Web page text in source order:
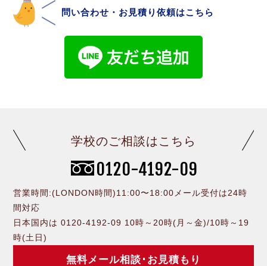
問い合わせ・お見積り依頼はこちら
学校のご相談はこちら
0120-4192-09
営業時間:(LONDON時間)11:00〜18:00メール受付は24時
間対応
日本国内は 0120-4192-09 10時～20時(月～金)/10時～19
時(土日)
無料メール相談･お見積もり